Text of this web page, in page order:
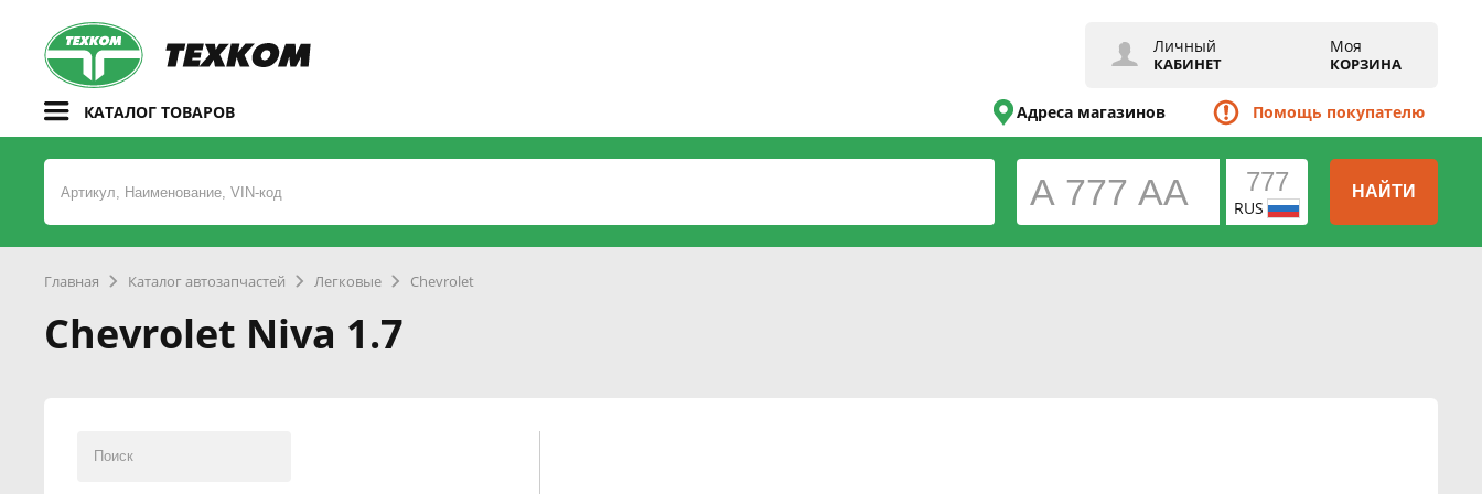
Личный
КАБИНЕТ
Моя
КОРЗИНА
КАТАЛОГ ТОВАРОВ Адреса магазинов Помощь покупателю
RUS
НАЙТИ
Главная Каталог автозапчастей Легковые Chevrolet
Chevrolet Niva 1.7